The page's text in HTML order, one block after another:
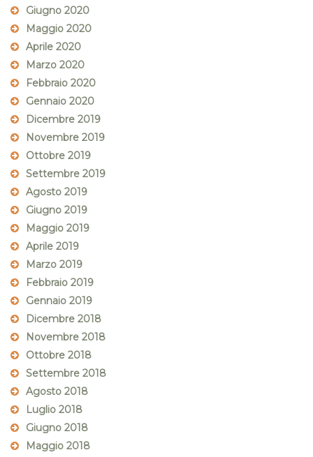
Giugno 2020
Maggio 2020
Aprile 2020
Marzo 2020
Febbraio 2020
Gennaio 2020
Dicembre 2019
Novembre 2019
Ottobre 2019
Settembre 2019
Agosto 2019
Giugno 2019
Maggio 2019
Aprile 2019
Marzo 2019
Febbraio 2019
Gennaio 2019
Dicembre 2018
Novembre 2018
Ottobre 2018
Settembre 2018
Agosto 2018
Luglio 2018
Giugno 2018
Maggio 2018